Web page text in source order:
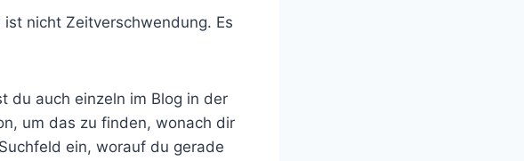
nicht Zeitverschwendung. Es
du auch einzeln im Blog in der
um das zu finden, wonach dir
ein, worauf du gerade